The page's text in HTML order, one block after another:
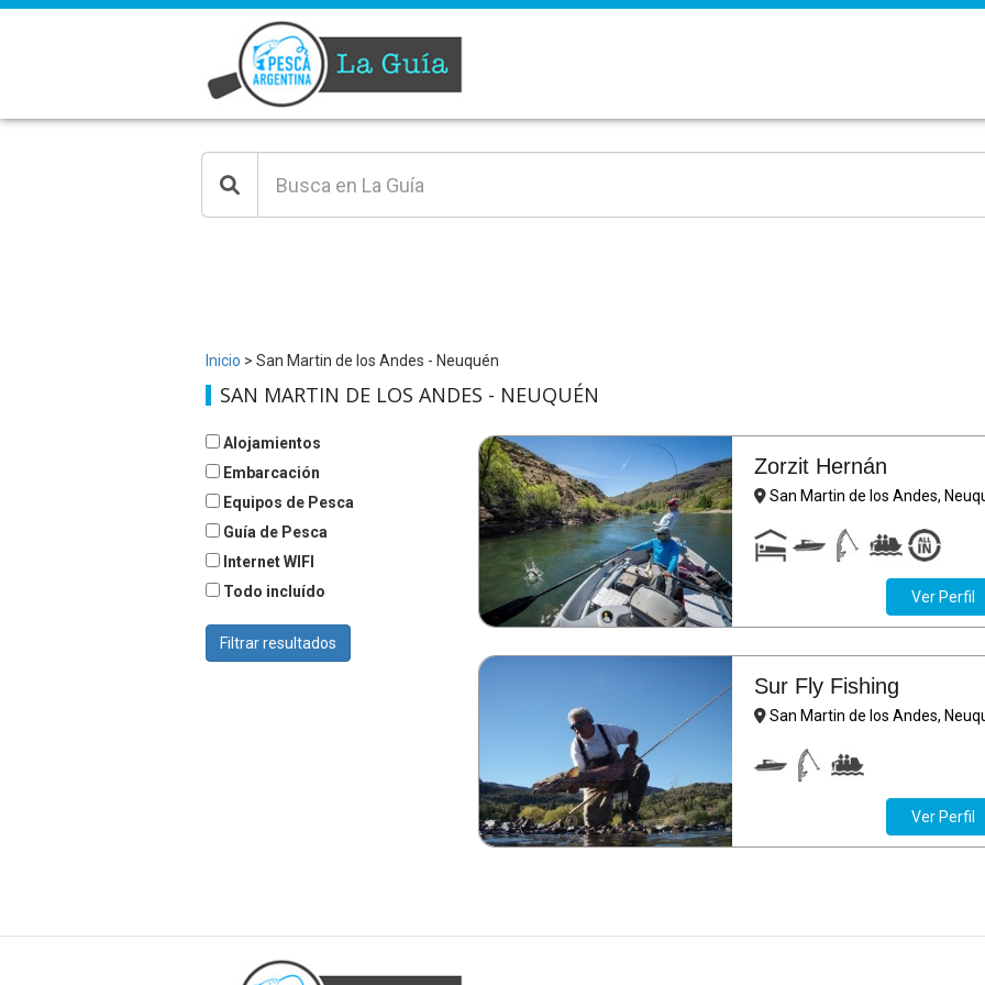
Inicio > San Martin de los Andes - Neuquén
SAN MARTIN DE LOS ANDES - NEUQUÉN
Alojamientos
Embarcación
Equipos de Pesca
Guía de Pesca
Internet WIFI
Todo incluído
Filtrar resultados
Zorzit Hernán
San Martin de los Andes,
Ver Perfil
Sur Fly Fishing
San Martin de los Andes,
Ver Perfil